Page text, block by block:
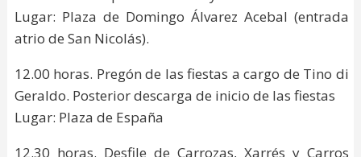
Lugar: Plaza de Domingo Álvarez Acebal (entrada
atrio de San Nicolás).
12.00 horas. Pregón de las fiestas a cargo de Tino di
Geraldo. Posterior descarga de inicio de las fiestas
Lugar: Plaza de España
12.30 horas. Desfile de Carrozas, Xarrés y Carros